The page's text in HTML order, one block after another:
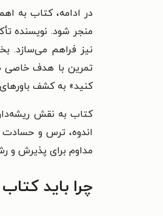
در ادامه، کتاب به
منجر شود. نویسنده
نیز فراهم می‌سازد.
تمرین با هدف خاصی
کنید» به کشف
کتاب به نقش
اندوه، ترس و حسادت
مداوم برای پذیرش و
چرا باید